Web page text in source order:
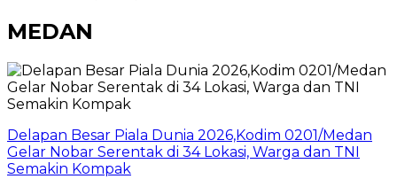
MEDAN
Delapan Besar Piala Dunia 2026,Kodim 0201/Medan
Gelar Nobar Serentak di 34 Lokasi, Warga dan TNI
Semakin Kompak